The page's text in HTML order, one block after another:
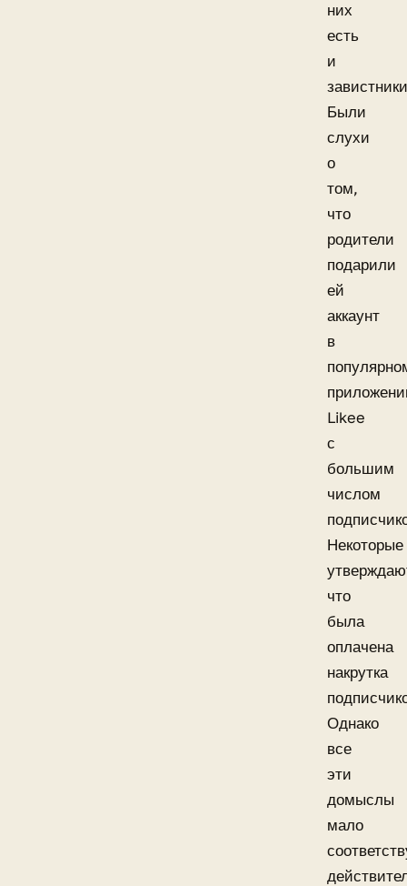
них
есть
и
Были
слухи
о
том,
что
родители
подарили
ей
аккаунт
в
Likee
с
большим
числом
Некоторые
что
была
оплачена
накрутка
Однако
все
эти
домыслы
мало